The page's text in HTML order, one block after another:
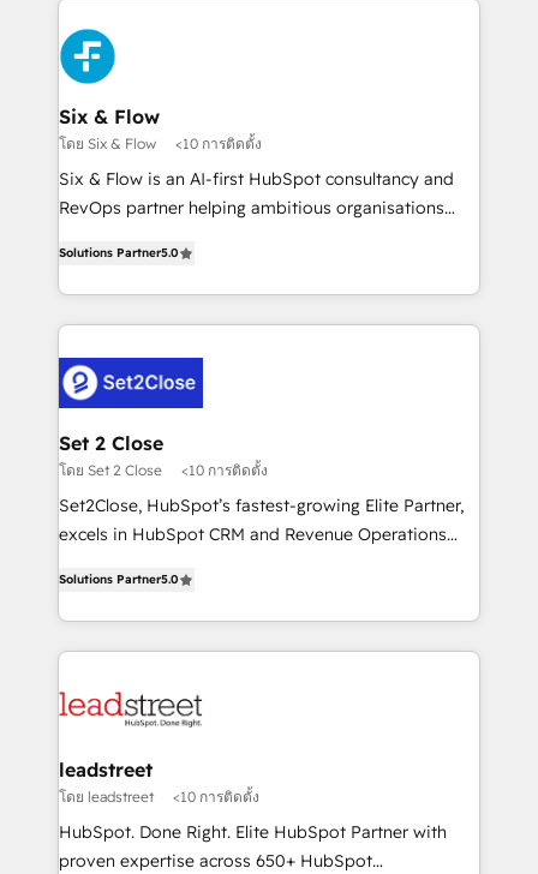
complex use cases 🏆 CRM Implementation,
Platform Enablement, Custom Integration and
Certified
toma de 1 a 3 semanas por caso, abordamos varios
en paralelo cuando tiene sentido, y siempre
confirmamos resultados antes de seguir avanzando.
Empiezas a ver resultados antes de que termine el
mes. 🏆 HubSpot Partner of the Year 2022, máximo
reconocimiento del ecosistema. Elite Solutions
Partner, el nivel más alto. +700 clientes
Hospital ABC, Hogares Unión, Yves Rocher,
MacStore, Café Britt, Bella Piel, confiaron en
respuestas para empezar. Te ayudamos a identificar
el primer caso de uso que más impacto te dará.
días.
Six & Flow
โดย Six & Flow <10 การติดตั้ง
Six & Flow is an AI-first HubSpot consultancy and
RevOps partner helping ambitious organisations
Operating across the UK, Netherlands, Ireland, and
Canada, we’ve delivered thousands of successful
HubSpot projects for mid-market and enterprise
combine HubSpot, data, and AI to design connected
go-to-market systems that align people, process,
and technology for predictable, scalable revenue
growth. Our expertise spans RevOps, CRM and data
architecture, AI enablement, and strategic marketing,
delivered through our proprietary FLAIR framework
Partner and ISO 27001:2022 certified consultancy,
we blend strategy, creativity, and technology to help
Solutions Partner5.0
Set 2 Close
โดย Set 2 Close <10 การติดตั้ง
Set2Close, HubSpot’s fastest-growing Elite Partner,
excels in HubSpot CRM and Revenue Operations
As a top HubSpot Elite Partner, we specialize in
custom HubSpot CRM solutions. Our experts design,
implement, and optimize systems to enhance user
marketing, and service teams. From setup to
management, and speed up deal closures. With 500+
projects completed, our Agile approach ensures your
HubSpot CRM drives measurable results. Our
RevOps services align your sales, marketing, and
Solutions Partner5.0
leadstreet
โดย leadstreet <10 การติดตั้ง
HubSpot. Done Right. Elite HubSpot Partner with
proven expertise across 650+ HubSpot